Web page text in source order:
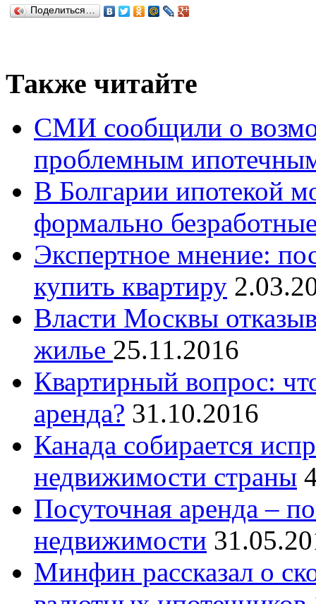
Поделиться…
Также читайте
СМИ сообщили о
проблемным
В Болгарии ипотекой
формально
Экспертное мнение:
купить квартиру
Власти Москвы
жилье 25.11.2016
Квартирный вопрос:
аренда? 31.10.2016
Канада собирается
недвижимости страны
Посуточная аренда –
недвижимости
Минфин рассказал о